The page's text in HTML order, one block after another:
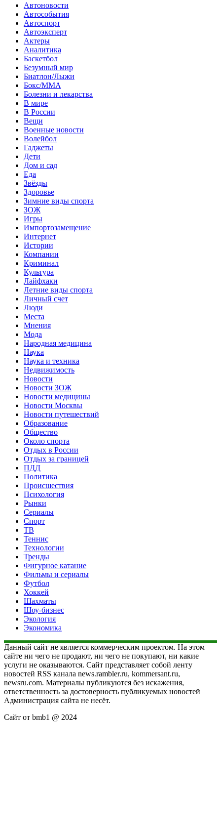
Автоновости
Автособытия
Автоспорт
Автоэксперт
Актеры
Аналитика
Баскетбол
Безумный мир
Биатлон/Лыжи
Бокс/MMA
Болезни и лекарства
В мире
В России
Вещи
Военные новости
Волейбол
Гаджеты
Дети
Дом и сад
Еда
Звёзды
Здоровье
Зимние виды спорта
ЗОЖ
Игры
Импортозамещение
Интернет
Истории
Компании
Криминал
Культура
Лайфхаки
Летние виды спорта
Личный счет
Люди
Места
Мнения
Мода
Народная медицина
Наука
Наука и техника
Недвижимость
Новости
Новости ЗОЖ
Новости медицины
Новости Москвы
Новости путешествий
Образование
Общество
Около спорта
Отдых в России
Отдых за границей
ПДД
Политика
Происшествия
Психология
Рынки
Сериалы
Спорт
ТВ
Теннис
Технологии
Тренды
Фигурное катание
Фильмы и сериалы
Футбол
Хоккей
Шахматы
Шоу-бизнес
Экология
Экономика
Данный сайт не является коммерческим проектом. На этом
сайте ни чего не продают, ни чего не покупают, ни какие
услуги не оказываются. Сайт представляет собой ленту
новостей RSS канала news.rambler.ru, kommersant.ru,
newsru.com. Материалы публикуются без искажения,
ответственность за достоверность публикуемых новостей
Администрация сайта не несёт.
Сайт от bmb1 @ 2024